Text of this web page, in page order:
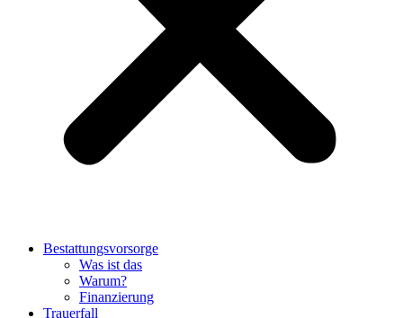
Bestattungsvorsorge
Was ist das
Warum?
Finanzierung
Trauerfall